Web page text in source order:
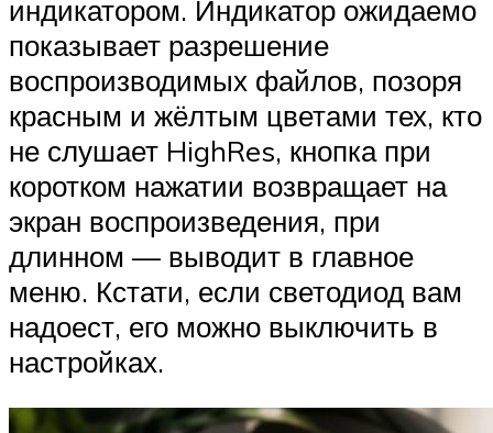
индикатором. Индикатор ожидаемо
показывает разрешение
воспроизводимых файлов, позоря
красным и жёлтым цветами тех, кто
не слушает HighRes, кнопка при
коротком нажатии возвращает на
экран воспроизведения, при
длинном — выводит в главное
меню. Кстати, если светодиод вам
надоест, его можно выключить в
настройках.